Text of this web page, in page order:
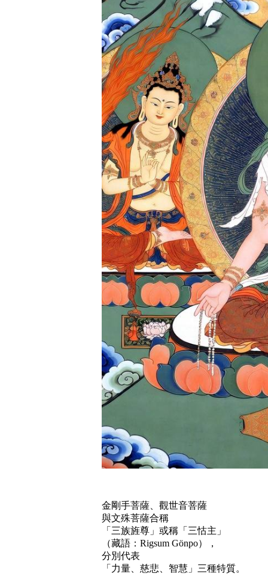
金剛手菩薩、觀世音菩薩
與文殊菩薩合稱
「三族旌尊」或稱「三怙主」
（藏語：Rigsum Gönpo），
分別代表
「力量、慈悲、智慧」三種特質。